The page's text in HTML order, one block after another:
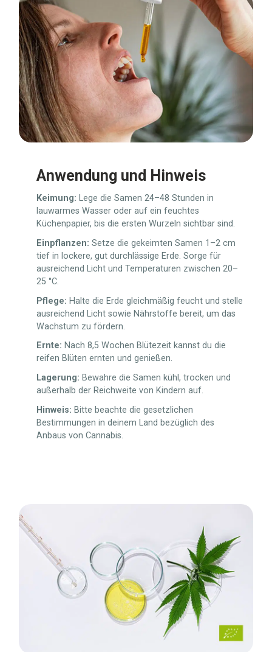
Anwendung und Hinweis
Keimung: Lege die Samen 24–48 Stunden in
lauwarmes Wasser oder auf ein feuchtes
Küchenpapier, bis die ersten Wurzeln sichtbar sind.
Einpflanzen: Setze die gekeimten Samen 1–2 cm
tief in lockere, gut durchlässige Erde. Sorge für
ausreichend Licht und Temperaturen zwischen 20–
25 °C.
Pflege: Halte die Erde gleichmäßig feucht und stelle
ausreichend Licht sowie Nährstoffe bereit, um das
Wachstum zu fördern.
Ernte: Nach 8,5 Wochen Blütezeit kannst du die
reifen Blüten ernten und genießen.
Lagerung: Bewahre die Samen kühl, trocken und
außerhalb der Reichweite von Kindern auf.
Hinweis: Bitte beachte die gesetzlichen
Bestimmungen in deinem Land bezüglich des
Anbaus von Cannabis.